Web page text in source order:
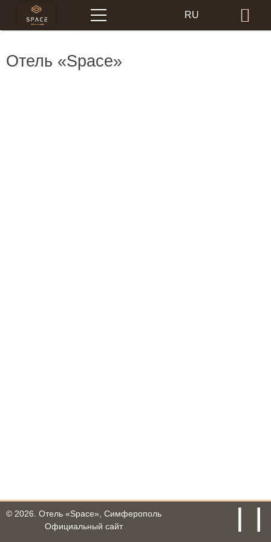
Меню RU
Отель «Space»
© 2026. Отель «Space», Симферополь
Официальный сайт